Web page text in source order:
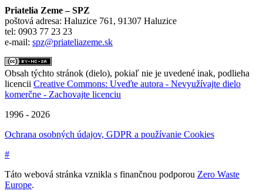
Priatelia Zeme – SPZ
poštová adresa: Haluzice 761, 91307 Haluzice
tel: 0903 77 23 23
e-mail: spz@priateliazeme.sk
Obsah týchto stránok (dielo), pokiaľ nie je uvedené inak, podlieha
licencii Creative Commons: Uveďte autora - Nevyužívajte dielo
komerčne - Zachovajte licenciu
1996 - 2026
Ochrana osobných údajov, GDPR a používanie Cookies
#
Táto webová stránka vznikla s finančnou podporou Zero Waste
Europe.